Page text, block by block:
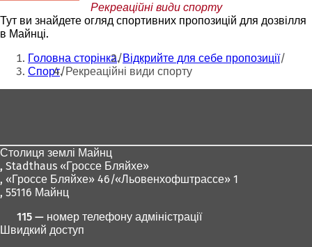
Рекреаційні види спорту
Тут ви знайдете огляд спортивних пропозицій для дозвілля
в Майнці.
Ти
тут:
Головна сторінка Відкрийте для себе пропозиції
Спорт Рекреаційні види спорту
Столиця землі Майнц
, Stadthaus «Гроссе Бляйхе»
, «Гроссе Бляйхе» 46/«Льовенхофштрассе» 1
, 55116 Майнц
115 — номер телефону адміністрації
Швидкий доступ